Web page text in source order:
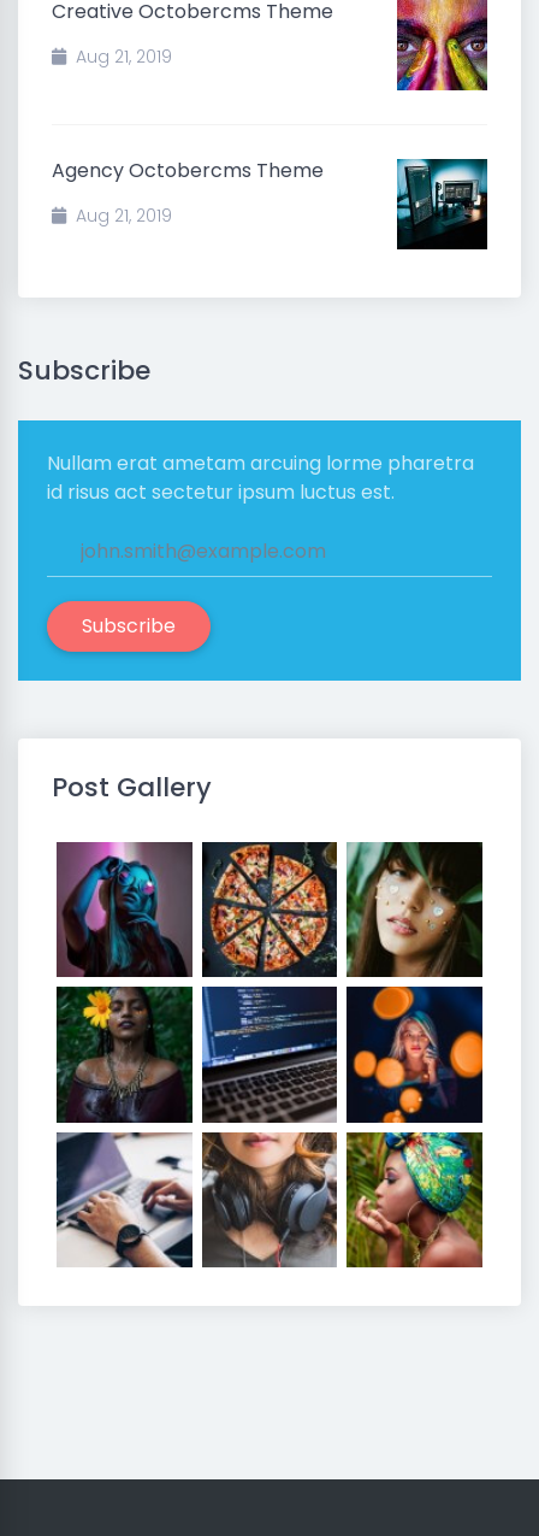
Creative Octobercms Theme
Aug 21, 2019
Agency Octobercms Theme
Aug 21, 2019
Subscribe
Nullam erat ametam arcuing lorme pharetra
id risus act sectetur ipsum luctus est.
Subscribe
Post Gallery